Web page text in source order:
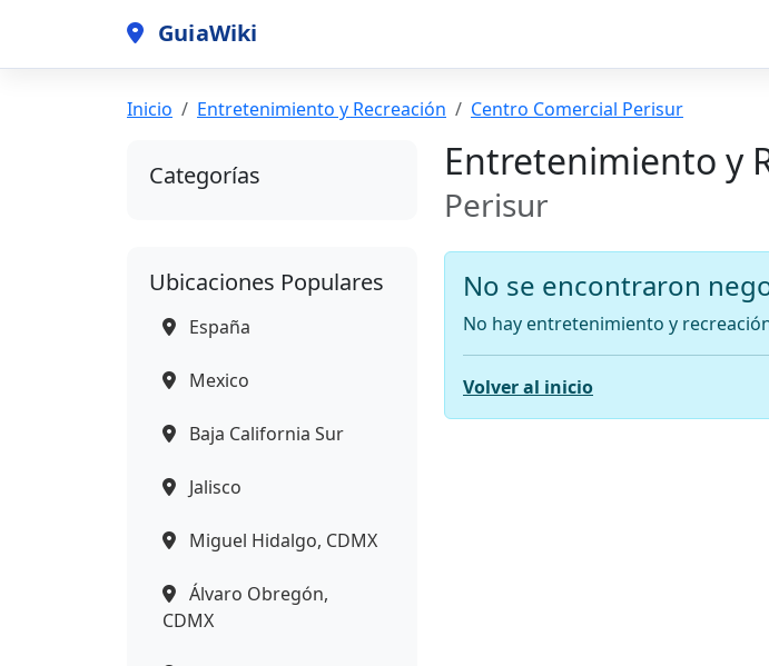
GuiaWiki
Inicio Entretenimiento y Recreación Centro Comercial Perisur
Categorías
Ubicaciones Populares
España
Mexico
Baja California Sur
Jalisco
Miguel Hidalgo, CDMX
Álvaro Obregón,
CDMX
Entretenimiento y
Perisur
No se encontraron
No hay entretenimiento y
Volver al inicio